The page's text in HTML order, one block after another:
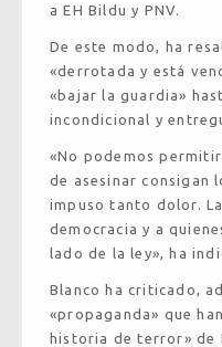
a EH Bildu y PNV.
De este modo, ha
«derrotada y está
«bajar la guardia»
incondicional y
«No podemos
de asesinar consigan
impuso tanto dolor.
democracia y a
lado de la ley», ha
Blanco ha criticado,
«propaganda» que
historia de terror» de